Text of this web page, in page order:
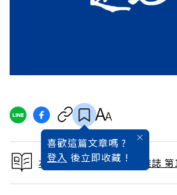
喜歡這篇文章嗎 ?
登入 後立即收藏 !
本文出自 2002 / 4月號雜誌